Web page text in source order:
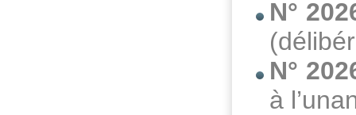
N°
N°
à